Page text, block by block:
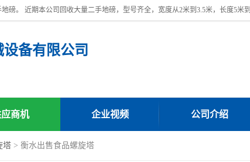
备有限公司
商机 企业视频 公司介绍
塔 > 衡水出售食品螺旋塔